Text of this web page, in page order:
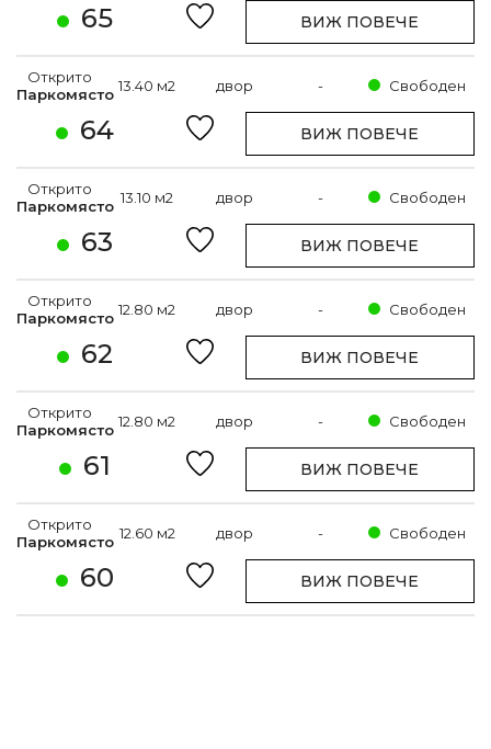
65 ВИЖ ПОВЕЧЕ
64
Открито
Паркомясто 13.40 м2 двор - Свободен
ВИЖ ПОВЕЧЕ
63
Открито
Паркомясто 13.10 м2 двор - Свободен
ВИЖ ПОВЕЧЕ
62
Открито
Паркомясто 12.80 м2 двор - Свободен
ВИЖ ПОВЕЧЕ
61
Открито
Паркомясто 12.80 м2 двор - Свободен
ВИЖ ПОВЕЧЕ
60
Открито
Паркомясто 12.60 м2 двор - Свободен
ВИЖ ПОВЕЧЕ